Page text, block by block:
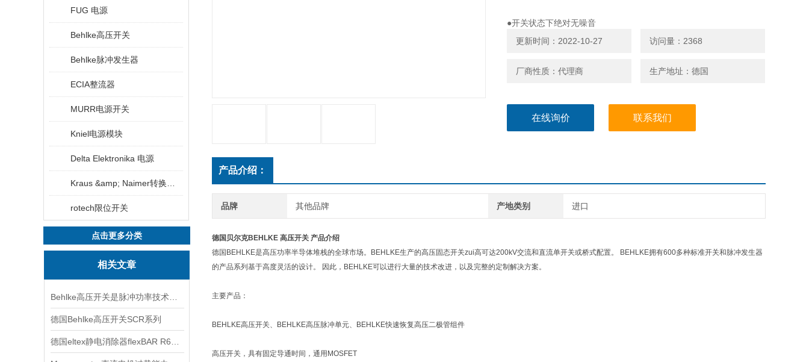
FUG 电源
Behlke高压开关
Behlke脉冲发生器
ECIA整流器
MURR电源开关
Kniel电源模块
Delta Elektronika 电源
rotech限位开关
点击更多分类
相关文章
德国Behlke高压开关SCR系列
●开关状态下绝对无噪音
更新时间：2022-10-27 访问量：2368
厂商性质：代理商 生产地址：德国
在线询价 联系我们
产品介绍：
品牌 其他品牌 产地类别 进口
德国贝尔克BEHLKE 高压开关 产品介绍
德国BEHLKE是高压功率半导体堆栈的全球市场。BEHLKE生产的高压固态开关zui高可达200kV交流和直流单开关或桥式配置。 BEHLKE拥有600多种标准开关和脉冲发生器
的产品系列基于高度灵活的设计。 因此，BEHLKE可以进行大量的技术改进，以及完整的定制解决方案。
主要产品：
BEHLKE高压开关、BEHLKE高压脉冲单元、BEHLKE快速恢复高压二极管组件
高压开关，具有固定导通时间，通用MOSFET